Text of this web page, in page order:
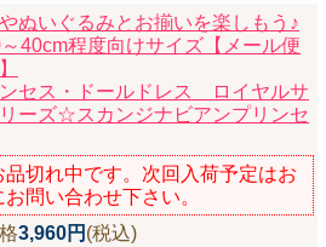
ぬいぐるみとお揃いを楽しもう♪
40cm程度向けサイズ【メール便
ンセス・ドールドレス ロイヤルサ
ーズ☆スカンジナビアンプリンセ
品切れ中です。次回入荷予定はお
問い合わせ下さい。
3,960円 (税込)
マイページログイン
お問い合わせ
当店は持続可能な開発目標「SDGs」を推進しています。
0120-221-040
電話受付時間：月～金10:00~16:00 ※祝日除く